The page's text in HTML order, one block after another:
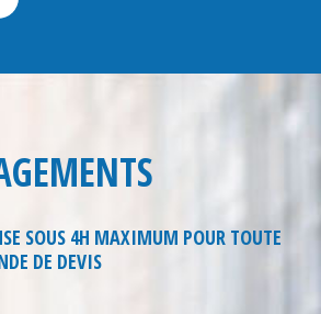
SOUS 4H MAXIMUM POUR TOUTE
DE DEVIS